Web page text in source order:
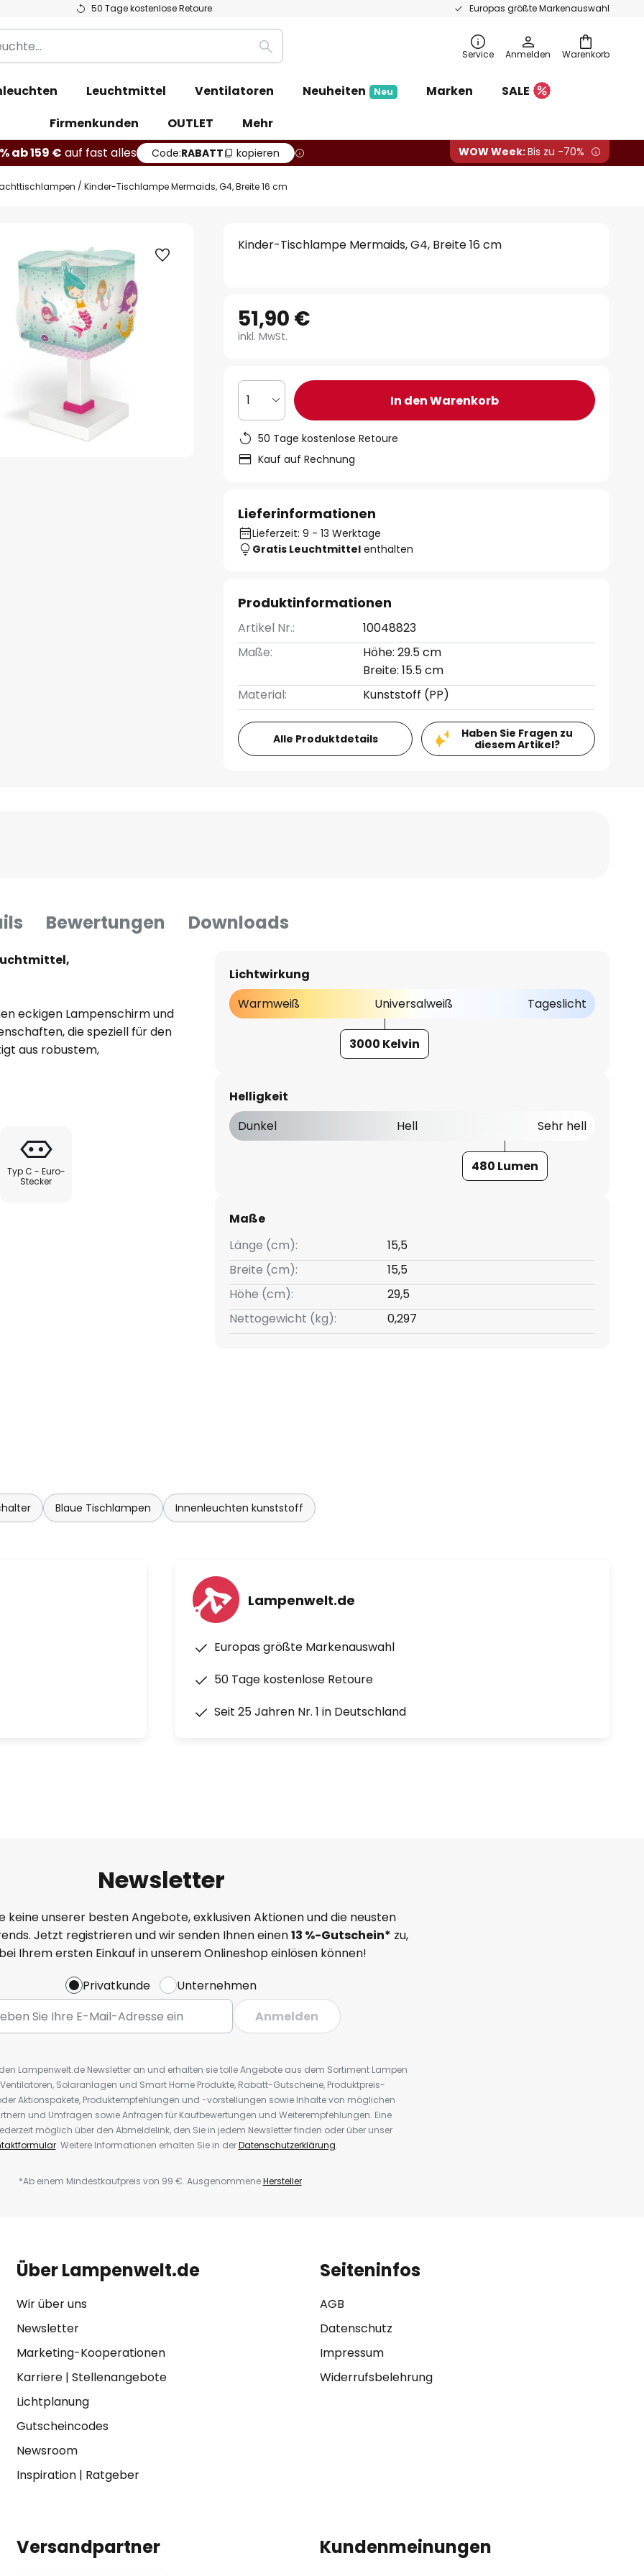
50 Tage kostenlose Retoure Europas größte Markenauswahl
Warenkorb
Suche Service Anmelden
Leuchtmittel Ventilatoren Neuheiten Neu Marken
SALE
Firmenkunden
OUTLET
Mehr
ab 159 € auf fast alles Code:RABATT kopieren WOW Week:Bis zu -70%
Kinder-Tischlampe Mermaids, G4, Breite 16 cm
Kinder-Tischlampe Mermaids, G4, Breite 16 cm
51,90 €
inkl. MwSt.
1 In den Warenkorb
50 Tage kostenlose Retoure
Kauf auf Rechnung
Lieferinformationen
Lieferzeit: 9 - 13 Werktage
Gratis Leuchtmittel enthalten
Produktinformationen
Artikel Nr.:
10048823
Maße:
Höhe: 29.5 cm
Breite: 15.5 cm
Material:
Kunststoff (PP)
Alle Produktdetails
Haben Sie Fragen zu
diesem Artikel?
Bewertungen Downloads
eckigen Lampenschirm und
die speziell für den
aus robustem,
sie durch ihre hochwertige
auch zum Entspannen
Tinte, die für einen
lang einschalten, um die
tolle Optik, sondern schafft
Mermaids zu einem
Typ C - Euro-
Stecker
Lichtwirkung
Warmweiß
Universalweiß Tageslicht
3000 Kelvin
Helligkeit
Dunkel
Hell Sehr hell
480 Lumen
Maße
Länge (cm):
15,5
Breite (cm):
15,5
Höhe (cm):
29,5
Nettogewicht (kg):
0,297
Blaue Tischlampen Innenleuchten kunststoff
Lampenwelt.de
Europas größte Markenauswahl
50 Tage kostenlose Retoure
Seit 25 Jahren Nr. 1 in Deutschland
Newsletter
keine unserer besten Angebote, exklusiven Aktionen und die neusten
Jetzt registrieren und wir senden Ihnen einen13 %-Gutschein* zu,
Ihrem ersten Einkauf in unserem Onlineshop einlösen können!
Privatkunde
Unternehmen
Anmelden
Lampenwelt.de Newsletter an und erhalten sie tolle Angebote aus dem Sortiment Lampen
Solaranlagen und Smart Home Produkte, Rabatt-Gutscheine, Produktpreis-
Aktionspakete, Produktempfehlungen und -vorstellungen sowie Inhalte von möglichen
und Umfragen sowie Anfragen für Kaufbewertungen und Weiterempfehlungen. Eine
möglich über den Abmeldelink, den Sie in jedem Newsletter finden oder über unser
. Weitere Informationen erhalten Sie in derDatenschutzerklärung.
*Ab einem Mindestkaufpreis von 99 €. AusgenommeneHersteller.
Über Lampenwelt.de
Wir über uns
Newsletter
Marketing-Kooperationen
Karriere| Stellenangebote
Lichtplanung
Gutscheincodes
Newsroom
Inspiration| Ratgeber
Seiteninfos
AGB
Datenschutz
Impressum
Widerrufsbelehrung
Versandpartner Kundenmeinungen